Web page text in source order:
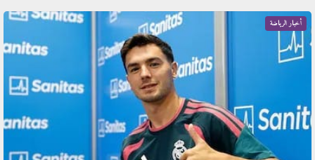
أخبار الرياضة